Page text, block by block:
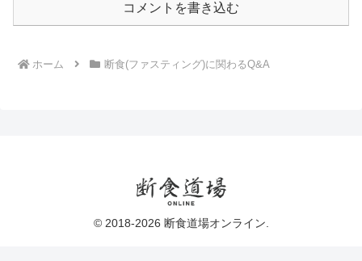
コメントを書き込む
ホーム 断食(ファスティング)に関わるQ&A
© 2018-2026 断食道場オンライン.